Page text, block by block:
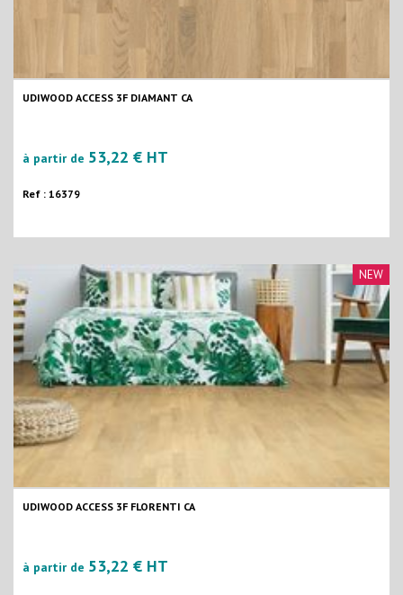
UDIWOOD ACCESS 3F DIAMANT CA
à partir de 53,22 € HT
Ref : 16379
UDIWOOD ACCESS 3F FLORENTI CA
à partir de 53,22 € HT
NEW